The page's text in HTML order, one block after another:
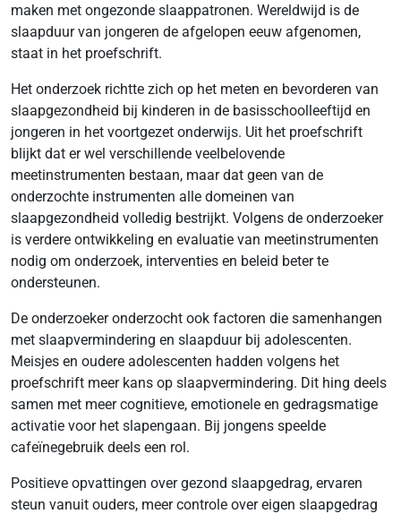
maken met ongezonde slaappatronen. Wereldwijd is de
slaapduur van jongeren de afgelopen eeuw afgenomen,
staat in het proefschrift.
Het onderzoek richtte zich op het meten en bevorderen van
slaapgezondheid bij kinderen in de basisschoolleeftijd en
jongeren in het voortgezet onderwijs. Uit het proefschrift
blijkt dat er wel verschillende veelbelovende
meetinstrumenten bestaan, maar dat geen van de
onderzochte instrumenten alle domeinen van
slaapgezondheid volledig bestrijkt. Volgens de onderzoeker
is verdere ontwikkeling en evaluatie van meetinstrumenten
nodig om onderzoek, interventies en beleid beter te
ondersteunen.
De onderzoeker onderzocht ook factoren die samenhangen
met slaapvermindering en slaapduur bij adolescenten.
Meisjes en oudere adolescenten hadden volgens het
proefschrift meer kans op slaapvermindering. Dit hing deels
samen met meer cognitieve, emotionele en gedragsmatige
activatie voor het slapengaan. Bij jongens speelde
cafeïnegebruik deels een rol.
Positieve opvattingen over gezond slaapgedrag, ervaren
steun vanuit ouders, meer controle over eigen slaapgedrag